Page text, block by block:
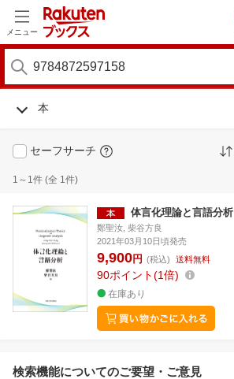
メニュー
本
セーフサーチ
1～1件 (全 1件)
体言化理論と言語分析
鄭聖汝, 柴谷方良
2021年03月10日頃発売
9,900円 (税込) 送料無料
90ポイント 1倍
在庫あり
検索機能についてのご要望・ご意見